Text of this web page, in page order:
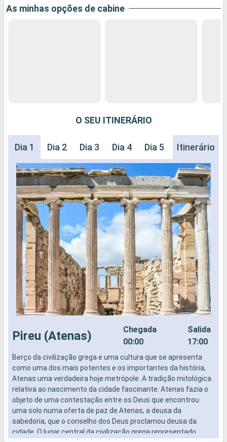
As minhas opções de cabine
O SEU ITINERÁRIO
Dia 1 Dia 2 Dia 3 Dia 4 Dia 5 Dia 6 Dia
Itinerário
Pireu (Atenas)
Chegada
00:00
Salida
17:00
Berço da civilização grega e uma cultura que se apresenta
como uma dos mais potentes e os importantes da história,
Atenas uma verdadeira hoje metrópole. A tradição mitológica
relativa ao nascimento da cidade fascinante: Atenas fazia o
objeto de uma contestação entre os Deus que encontrou
uma solo numa oferta de paz de Atenas, a deusa da
sabedoria, que o conselho dos Deus proclamou deusa da
cidade. O lugar central da civilização grega representado